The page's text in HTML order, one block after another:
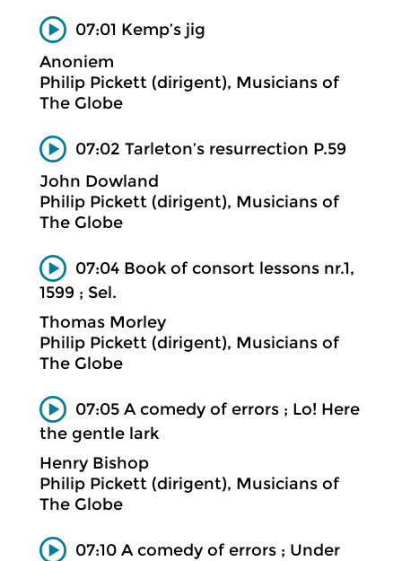
07:01 Kemp’s jig
Anoniem
Philip Pickett (dirigent), Musicians of
The Globe
07:02 Tarleton’s resurrection P.59
John Dowland
Philip Pickett (dirigent), Musicians of
The Globe
07:04 Book of consort lessons nr.1,
1599 ; Sel.
Thomas Morley
Philip Pickett (dirigent), Musicians of
The Globe
07:05 A comedy of errors ; Lo! Here
the gentle lark
Henry Bishop
Philip Pickett (dirigent), Musicians of
The Globe
07:10 A comedy of errors ; Under